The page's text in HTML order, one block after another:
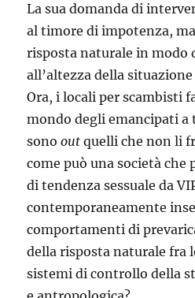
La sua domanda di
al timore di impotenza,
risposta naturale in modo
all’altezza della
Ora, i locali per scambisti
mondo degli emancipati
sonooutquelli che non li
come può una società che
di tendenza sessuale da
contemporaneamente
comportamenti di
della risposta naturale fra
sistemi di controllo della